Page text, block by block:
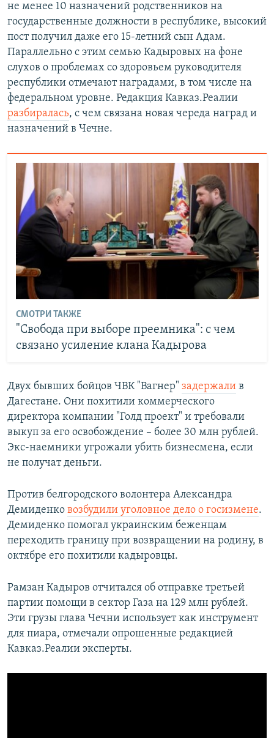
не менее 10 назначений родственников на
государственные должности в республике, высокий
пост получил даже его 15-летний сын Адам.
Параллельно с этим семью Кадыровых на фоне
слухов о проблемах со здоровьем руководителя
республики отмечают наградами, в том числе на
федеральном уровне. Редакция Кавказ.Реалии
разбиралась, с чем связана новая череда наград и
назначений в Чечне.
СМОТРИ ТАКЖЕ
"Свобода при выборе преемника": с чем
связано усиление клана Кадырова
Двух бывших бойцов ЧВК "Вагнер" задержали в
Дагестане. Они похитили коммерческого
директора компании "Голд проект" и требовали
выкуп за его освобождение – более 30 млн рублей.
Экс-наемники угрожали убить бизнесмена, если
не получат деньги.
Против белгородского волонтера Александра
Демиденко возбудили уголовное дело о госизмене.
Демиденко помогал украинским беженцам
переходить границу при возвращении на родину, в
октябре его похитили кадыровцы.
Рамзан Кадыров отчитался об отправке третьей
партии помощи в сектор Газа на 129 млн рублей.
Эти грузы глава Чечни использует как инструмент
для пиара, отмечали опрошенные редакцией
Кавказ.Реалии эксперты.